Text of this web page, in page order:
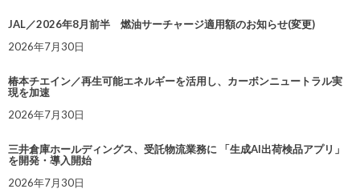
JAL／2026年8月前半 燃油サーチャージ適用額のお知らせ(変更)
2026年7月30日
椿本チエイン／再生可能エネルギーを活用し、カーボンニュートラル実
現を加速
2026年7月30日
三井倉庫ホールディングス、受託物流業務に 「生成AI出荷検品アプリ」
を開発・導入開始
2026年7月30日